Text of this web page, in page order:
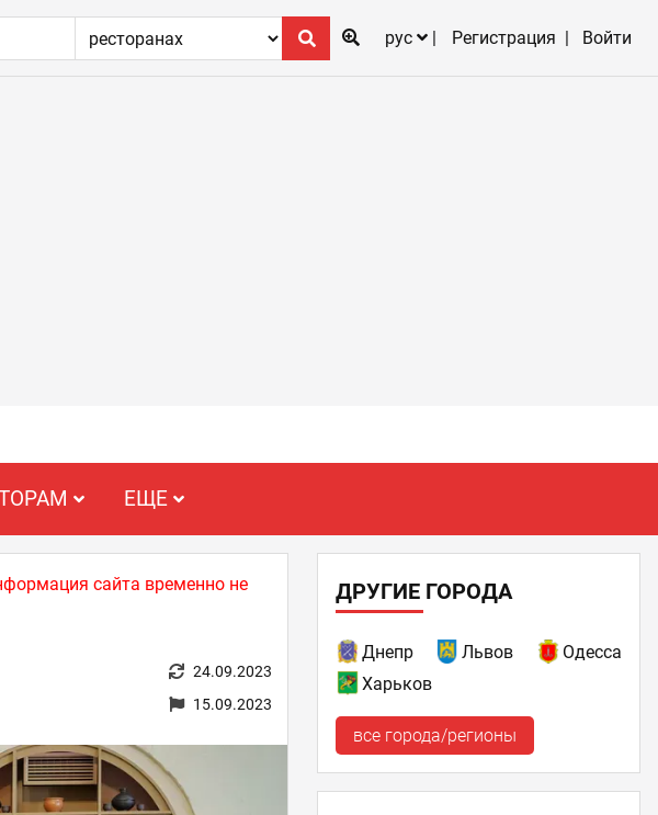
рус
Регистрация Войти
ЕЩЕ
сайта временно не
24.09.2023
15.09.2023
ДРУГИЕ ГОРОДА
Днепр Львов
Одесса
Харьков
все города/регионы